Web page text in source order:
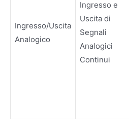
Ingresso/Uscita
Analogico
Ingresso e
Uscita di
Segnali
Analogici
Continui